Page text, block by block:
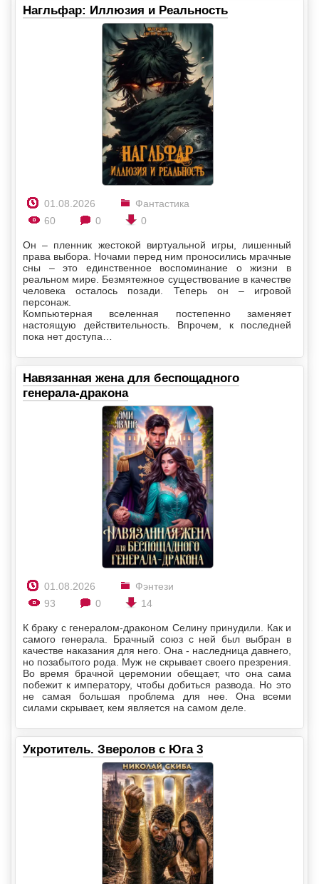
Нагльфар: Иллюзия и Реальность
01.08.2026
Фантастика
60
0 0
Он – пленник жестокой виртуальной игры, лишенный
права выбора. Ночами перед ним проносились мрачные
сны – это единственное воспоминание о жизни в
реальном мире. Безмятежное существование в качестве
человека осталось позади. Теперь он – игровой
персонаж.
Компьютерная вселенная постепенно заменяет
настоящую действительность. Впрочем, к последней
пока нет доступа…
Навязанная жена для беспощадного
генерала-дракона
01.08.2026
Фэнтези
93
0 14
К браку с генералом-драконом Селину принудили. Как и
самого генерала. Брачный союз с ней был выбран в
качестве наказания для него. Она - наследница давнего,
но позабытого рода. Муж не скрывает своего презрения.
Во время брачной церемонии обещает, что она сама
побежит к императору, чтобы добиться развода. Но это
не самая большая проблема для нее. Она всеми
силами скрывает, кем является на самом деле.
Укротитель. Зверолов с Юга 3